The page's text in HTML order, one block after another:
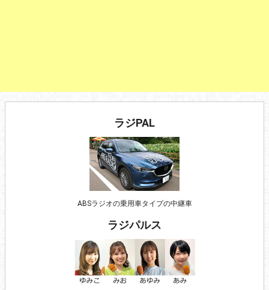
ラジPAL
ABSラジオの乗用車タイプの中継車
ラジパルス